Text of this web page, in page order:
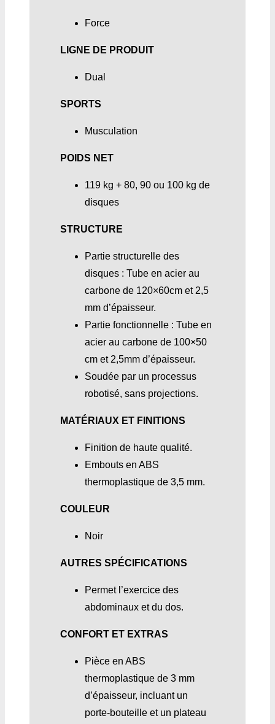
Force
LIGNE DE PRODUIT
Dual
SPORTS
Musculation
POIDS NET
119 kg + 80, 90 ou 100 kg de
disques
STRUCTURE
Partie structurelle des
disques : Tube en acier au
carbone de 120×60cm et 2,5
mm d’épaisseur.
Partie fonctionnelle : Tube en
acier au carbone de 100×50
cm et 2,5mm d’épaisseur.
Soudée par un processus
robotisé, sans projections.
MATÉRIAUX ET FINITIONS
Finition de haute qualité.
Embouts en ABS
thermoplastique de 3,5 mm.
COULEUR
Noir
AUTRES SPÉCIFICATIONS
Permet l’exercice des
abdominaux et du dos.
CONFORT ET EXTRAS
Pièce en ABS
thermoplastique de 3 mm
d’épaisseur, incluant un
porte-bouteille et un plateau